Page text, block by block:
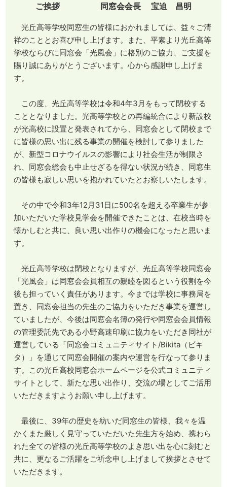
ご挨拶 同窓会会長 宝迫 昌明
光丘高等学校同窓生の皆様におかれましては、益々ご清
祥のこととお喜び申し上げます。また、平素より光丘高等
学校ならびに同窓会「光風会」に格別のご協力、ご支援を
賜り誠にありがとうございます。心から感謝申し上げま
す。
この度、光丘高等学校は令和4年3月をもって閉校する
こととなりました。光高等学校との再編統合により新設校
が光高校に設置と発表されてから、同窓会として閉校まで
に皆様の思い出に残る事業の開催を検討して参りました
が、新型コロナウイルスの影響により社会生活が制限さ
れ、同窓会総会も中止せざるを得ない状況が続き、同窓生
の皆様も寂しい思いを抱かれていたとお察しいたします。
その中で令和3年12月31日に500名を超える卒業生が参
加いただいた学校見学会を開催できたことは、在校当時を
懐かしむと共に、良い思い出作りの機会になったと思いま
す。
光丘高等学校は閉校となりますが、光丘高等学校同窓会
「光風会」は同窓会会員相互の親睦を図るという役割を今
後も担っていく責任があります。今までは学校に事務局を
置き、同窓会担当の先生のご協力をいただき事業を運営し
ていましたが、今後は同窓会名簿の発行や同窓会会員情報
の管理委託先である小野高速印刷に協力をいただき同社が
運営している「同窓会コミュニティサイト/Bikita（ビキ
タ）」を通じて同窓会開催の案内や運営を行なって参りま
す。この光丘高校同窓会ホームページを公式コミュニティ
サイトとして、新たな思い出作り、交流の場としてご活用
いただきますようお願い申し上げます。
最後に、39年の歴史を紡いだ同窓生の皆様、我々を温
かくまた厳しく見守っていただいた先生方を始め、携わら
れた全ての皆様の光丘高等学校のよき思い出を心に刻むと
共に、更なるご活躍をご祈念申し上げまして挨拶とさせて
いただきます。